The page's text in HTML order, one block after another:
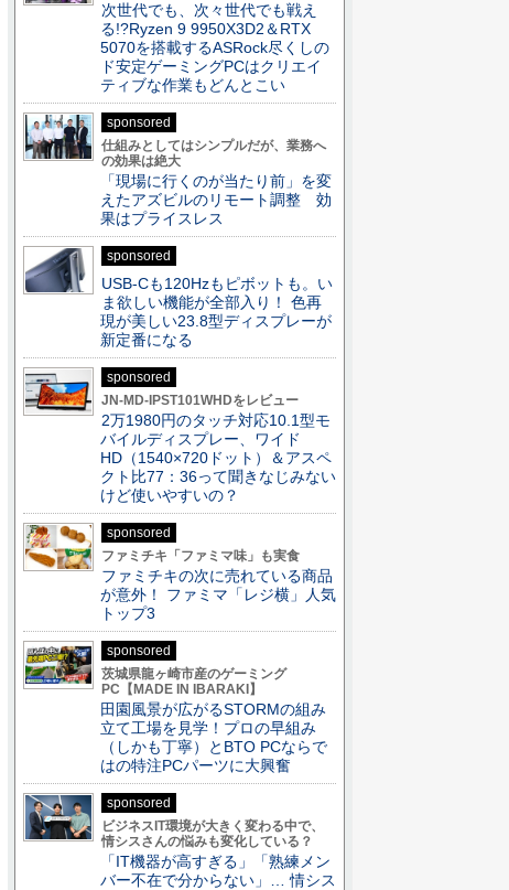
次世代でも、次々世代でも戦え
る!?Ryzen 9 9950X3D2＆RTX
5070を搭載するASRock尽くしの
ド安定ゲーミングPCはクリエイ
ティブな作業もどんとこい
sponsored
仕組みとしてはシンプルだが、業務へ
の効果は絶大
「現場に行くのが当たり前」を変
えたアズビルのリモート調整 効
果はプライスレス
sponsored
USB-Cも120Hzもピボットも。い
ま欲しい機能が全部入り！ 色再
現が美しい23.8型ディスプレーが
新定番になる
sponsored
JN-MD-IPST101WHDをレビュー
2万1980円のタッチ対応10.1型モ
バイルディスプレー、ワイド
HD（1540×720ドット）＆アスペ
クト比77：36って聞きなじみない
けど使いやすいの？
sponsored
ファミチキ「ファミマ味」も実食
ファミチキの次に売れている商品
が意外！ ファミマ「レジ横」人気
トップ3
sponsored
茨城県龍ヶ崎市産のゲーミング
PC【MADE IN IBARAKI】
田園風景が広がるSTORMの組み
立て工場を見学！プロの早組み
（しかも丁寧）とBTO PCならで
はの特注PCパーツに大興奮
sponsored
ビジネスIT環境が大きく変わる中で、
情シスさんの悩みも変化している？
「IT機器が高すぎる」「熟練メン
バー不在で分からない」… 情シス